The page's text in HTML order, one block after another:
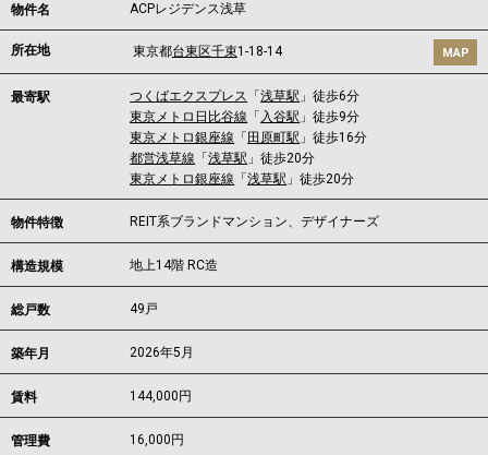
物件名 ACPレジデンス浅草
所在地 東京都台東区千束1-18-14 MAP
最寄駅 つくばエクスプレス 「浅草駅 」徒歩6分
東京メトロ日比谷線 「 入谷駅 」徒歩9分
東京メトロ銀座線 「 田原町駅 」徒歩16分
都営浅草線 「浅草駅 」徒歩20分
東京メトロ銀座線 「浅草駅 」徒歩20分
物件特徴 REIT系ブランドマンション、デザイナーズ
構造規模 地上14階 RC造
総戸数 49戸
築年月 2026年5月
賃料 144,000 円
管理費 16,000円